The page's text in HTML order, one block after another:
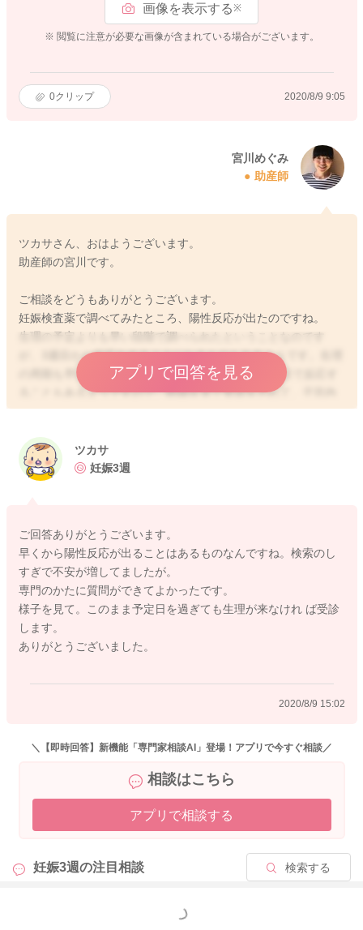
画像を表示する※
※ 閲覧に注意が必要な画像が含まれている場合がございます。
0クリップ 2020/8/9 9:05
宮川めぐみ
助産師
ツカサさん、おはようございます。
助産師の宮川です。
ご相談をどうもありがとうございます。
妊娠検査薬で調べてみたところ、陽性反応が出たのですね。
生理の予定よりも早い段階で調べられたということなのです
が、3週目から反応をするようになるものもあるようです。生理
の周期も早いということなので、妊娠をしてから10日で反応す
ることもあるようですので、時期を見て受診をされて、子宮内
の赤ちゃんがいてくれるのか確認をされてみてはいかがでしょ
よかったら参考になさってみてください。
アプリで回答を見る
2020/8/9 9:55
ツカサ
妊娠3週
ご回答ありがとうございます。
早くから陽性反応が出ることはあるものなんですね。検索のし
すぎで不安が増してましたが。
専門のかたに質問ができてよかったです。
様子を見て。このまま予定日を過ぎても生理が来なけれ ば受診
します。
ありがとうございました。
2020/8/9 15:02
＼【即時回答】新機能「専門家相談AI」登場！アプリで今すぐ相談／
相談はこちら
アプリで相談する
妊娠3週の注目相談 検索する
もっと見る